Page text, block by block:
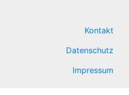
Kontakt
Datenschutz
Impressum